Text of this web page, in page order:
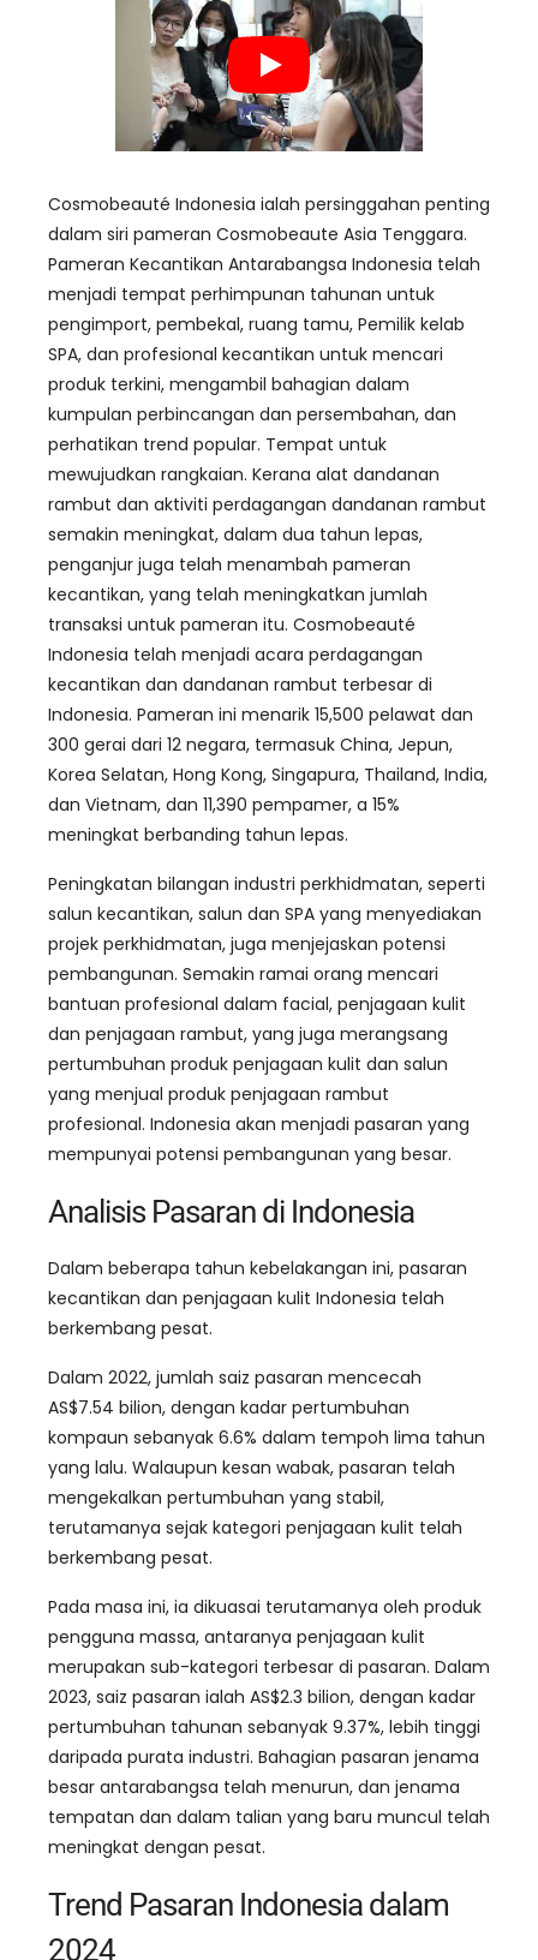
Cosmobeauté Indonesia ialah persinggahan penting
dalam siri pameran Cosmobeaute Asia Tenggara.
Pameran Kecantikan Antarabangsa Indonesia telah
menjadi tempat perhimpunan tahunan untuk
pengimport, pembekal, ruang tamu, Pemilik kelab
SPA, dan profesional kecantikan untuk mencari
produk terkini, mengambil bahagian dalam
kumpulan perbincangan dan persembahan, dan
perhatikan trend popular. Tempat untuk
mewujudkan rangkaian. Kerana alat dandanan
rambut dan aktiviti perdagangan dandanan rambut
semakin meningkat, dalam dua tahun lepas,
penganjur juga telah menambah pameran
kecantikan, yang telah meningkatkan jumlah
transaksi untuk pameran itu. Cosmobeauté
Indonesia telah menjadi acara perdagangan
kecantikan dan dandanan rambut terbesar di
Indonesia. Pameran ini menarik 15,500 pelawat dan
300 gerai dari 12 negara, termasuk China, Jepun,
Korea Selatan, Hong Kong, Singapura, Thailand, India,
dan Vietnam, dan 11,390 pempamer, a 15%
meningkat berbanding tahun lepas.
Peningkatan bilangan industri perkhidmatan, seperti
salun kecantikan, salun dan SPA yang menyediakan
projek perkhidmatan, juga menjejaskan potensi
pembangunan. Semakin ramai orang mencari
bantuan profesional dalam facial, penjagaan kulit
dan penjagaan rambut, yang juga merangsang
pertumbuhan produk penjagaan kulit dan salun
yang menjual produk penjagaan rambut
profesional. Indonesia akan menjadi pasaran yang
mempunyai potensi pembangunan yang besar.
Analisis Pasaran di Indonesia
Dalam beberapa tahun kebelakangan ini, pasaran
kecantikan dan penjagaan kulit Indonesia telah
berkembang pesat.
Dalam 2022, jumlah saiz pasaran mencecah
AS$7.54 bilion, dengan kadar pertumbuhan
kompaun sebanyak 6.6% dalam tempoh lima tahun
yang lalu. Walaupun kesan wabak, pasaran telah
mengekalkan pertumbuhan yang stabil,
terutamanya sejak kategori penjagaan kulit telah
berkembang pesat.
Pada masa ini, ia dikuasai terutamanya oleh produk
pengguna massa, antaranya penjagaan kulit
merupakan sub-kategori terbesar di pasaran. Dalam
2023, saiz pasaran ialah AS$2.3 bilion, dengan kadar
pertumbuhan tahunan sebanyak 9.37%, lebih tinggi
daripada purata industri. Bahagian pasaran jenama
besar antarabangsa telah menurun, dan jenama
tempatan dan dalam talian yang baru muncul telah
meningkat dengan pesat.
Trend Pasaran Indonesia dalam
2024